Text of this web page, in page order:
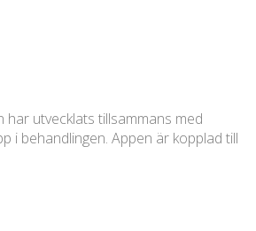
utvecklats tillsammans med
i behandlingen. Appen är kopplad till